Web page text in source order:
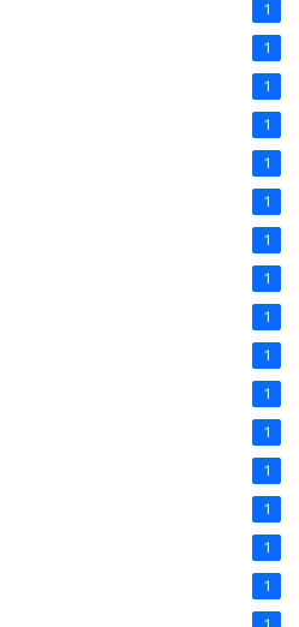
1
1
1
1
1
1
1
1
1
1
1
1
1
1
1
1